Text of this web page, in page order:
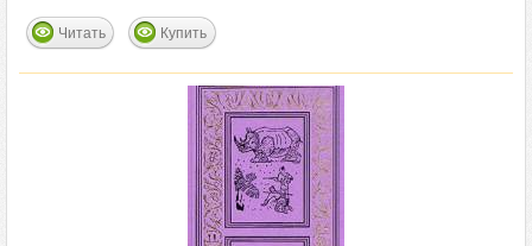
Читать Купить